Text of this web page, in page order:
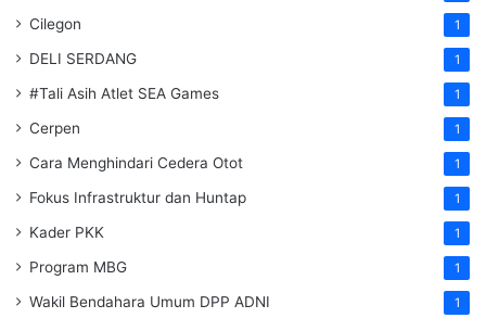
Cilegon 1
DELI SERDANG 1
#Tali Asih Atlet SEA Games 1
Cerpen 1
Cara Menghindari Cedera Otot 1
Fokus Infrastruktur dan Huntap 1
Kader PKK 1
Program MBG 1
Wakil Bendahara Umum DPP ADNI 1